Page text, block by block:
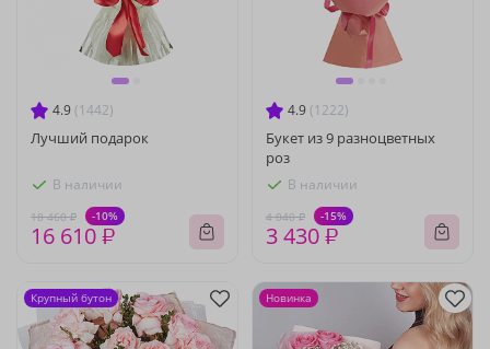
4.9 (1442)
Лучший подарок
В наличии
18 460 ₽ -10%
16 610 ₽
4.9 (1222)
Букет из 9 разноцветных
роз
В наличии
4 040 ₽ -15%
3 430 ₽
Крупный бутон Новинка